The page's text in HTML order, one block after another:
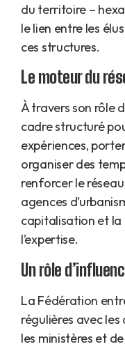
du territoire –
le lien entre les
ces structures.
Le moteur du
À travers son rôle
cadre structuré
expériences,
organiser des
renforcer le
agences
capitalisation et
l’expertise.
Un rôle
La Fédération
régulières avec
les ministères et